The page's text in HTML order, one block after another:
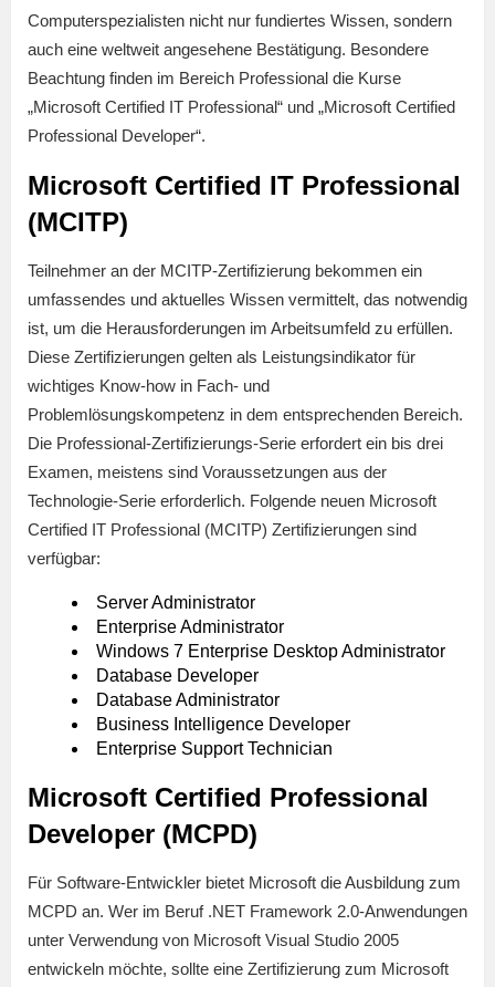
Computerspezialisten nicht nur fundiertes Wissen, sondern
auch eine weltweit angesehene Bestätigung. Besondere
Beachtung finden im Bereich Professional die Kurse
„Microsoft Certified IT Professional“ und „Microsoft Certified
Professional Developer“.
Microsoft Certified IT Professional
(MCITP)
Teilnehmer an der MCITP-Zertifizierung bekommen ein
umfassendes und aktuelles Wissen vermittelt, das notwendig
ist, um die Herausforderungen im Arbeitsumfeld zu erfüllen.
Diese Zertifizierungen gelten als Leistungsindikator für
wichtiges Know-how in Fach- und
Problemlösungskompetenz in dem entsprechenden Bereich.
Die Professional-Zertifizierungs-Serie erfordert ein bis drei
Examen, meistens sind Voraussetzungen aus der
Technologie-Serie erforderlich. Folgende neuen Microsoft
Certified IT Professional (MCITP) Zertifizierungen sind
verfügbar:
Server Administrator
Enterprise Administrator
Windows 7 Enterprise Desktop Administrator
Database Developer
Database Administrator
Business Intelligence Developer
Enterprise Support Technician
Microsoft Certified Professional
Developer (MCPD)
Für Software-Entwickler bietet Microsoft die Ausbildung zum
MCPD an. Wer im Beruf .NET Framework 2.0-Anwendungen
unter Verwendung von Microsoft Visual Studio 2005
entwickeln möchte, sollte eine Zertifizierung zum Microsoft